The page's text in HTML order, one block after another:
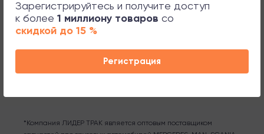
Зарегистрируйтесь и получите доступ
к более 1 миллиону товаров со
скидкой до 15 %
Регистрация
Сопутствующие товары
*Компания ЛИДЕР ТРАК является оптовым поставщиком